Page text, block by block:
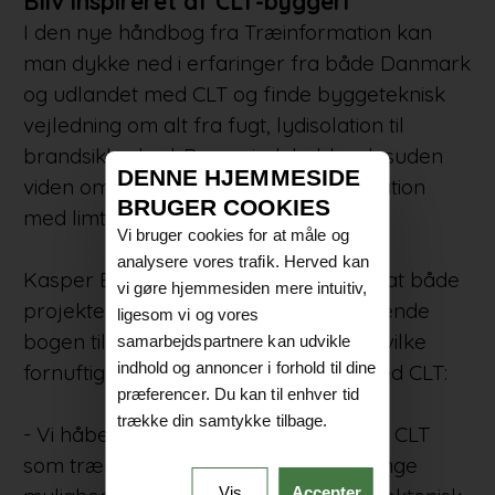
I den nye håndbog fra Træinformation kan
man dykke ned i erfaringer fra både Danmark
og udlandet med CLT og finde byggeteknisk
vejledning om alt fra fugt, lydisolation til
brandsikkerhed. Bogen indeholder desuden
viden om anvendelse af CLT i kombination
med limtræ, LVL og træskelet.
Kasper Birkedal Kristensen påpeger, at både
projekterende og udførende kan anvende
bogen til at få et godt overblik over, hvilke
fornuftige løsninger, der er bygget med CLT:
- Vi håber, at bogen kan inspirere, idet CLT
som træmateriale åbner for rigtig mange
DENNE HJEMMESIDE
BRUGER COOKIES
Vi bruger cookies for at måle og
analysere vores trafik. Herved kan
vi gøre hjemmesiden mere intuitiv,
ligesom vi og vores
samarbejdspartnere kan udvikle
indhold og annoncer i forhold til dine
præferencer. Du kan til enhver tid
trække din samtykke tilbage.